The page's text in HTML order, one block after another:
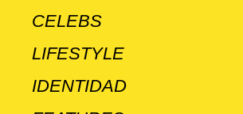
CELEBS
LIFESTYLE
IDENTIDAD